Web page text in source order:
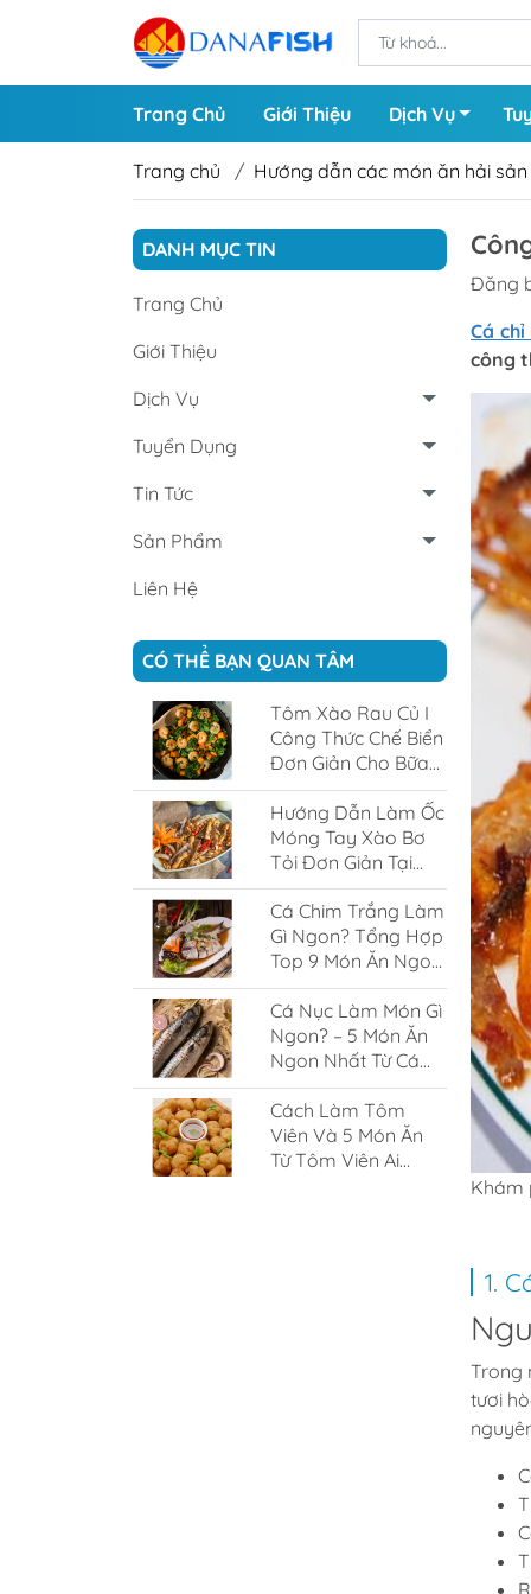
Trang Chủ Giới Thiệu Dịch Vụ
Cá Nước Ngọt
Tôm
Tôm
Cá Cắt Lát
Trang chủ / Hướng dẫn các món ăn hải sản
Đăng
Cá
công
Khám
1.
Trong
tươi
DANH MỤC TIN
Trang Chủ
Giới Thiệu
Dịch Vụ
Tuyển Dụng
Tin Tức
Sản Phẩm
Liên Hệ
CÓ THỂ BẠN QUAN TÂM
Tôm Xào Rau Củ I
Công Thức Chế Biển
Đơn Giản Cho Bữa
Cơm Gia Đình
Hướng Dẫn Làm Ốc
Móng Tay Xào Bơ
Tỏi Đơn Giản Tại
Nhà
Cá Chim Trắng Làm
Gì Ngon? Tổng Hợp
Top 9 Món Ăn Ngon
Từ Cá Chim Trắng
Cá Nục Làm Món Gì
Ngon? – 5 Món Ăn
Ngon Nhất Từ Cá
Nục
Cách Làm Tôm
Viên Và 5 Món Ăn
Từ Tôm Viên Ai